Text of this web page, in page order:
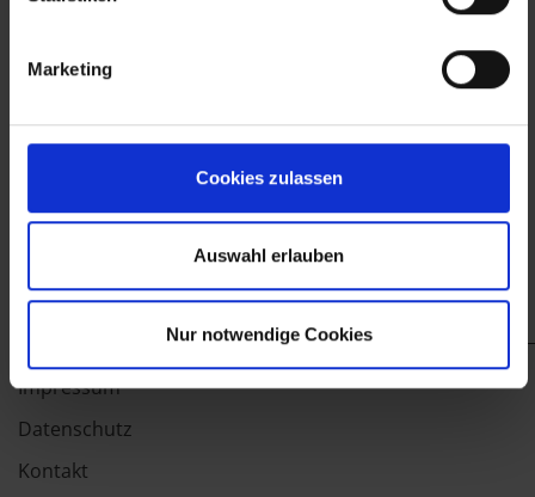
Marketing
Cookies zulassen
Auswahl erlauben
Nur notwendige Cookies
Impressum
Datenschutz
Kontakt